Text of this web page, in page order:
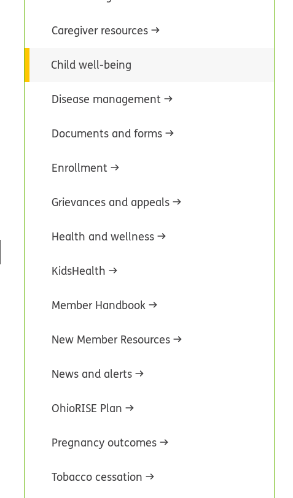
Caregiver resources
Child well-being
Disease management
Documents and forms
Enrollment
Grievances and appeals
Health and wellness
KidsHealth
Member Handbook
New Member Resources
News and alerts
OhioRISE Plan
Pregnancy outcomes
Tobacco cessation